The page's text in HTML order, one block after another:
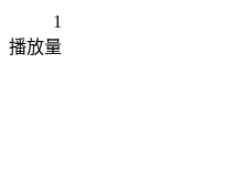
1
播放量